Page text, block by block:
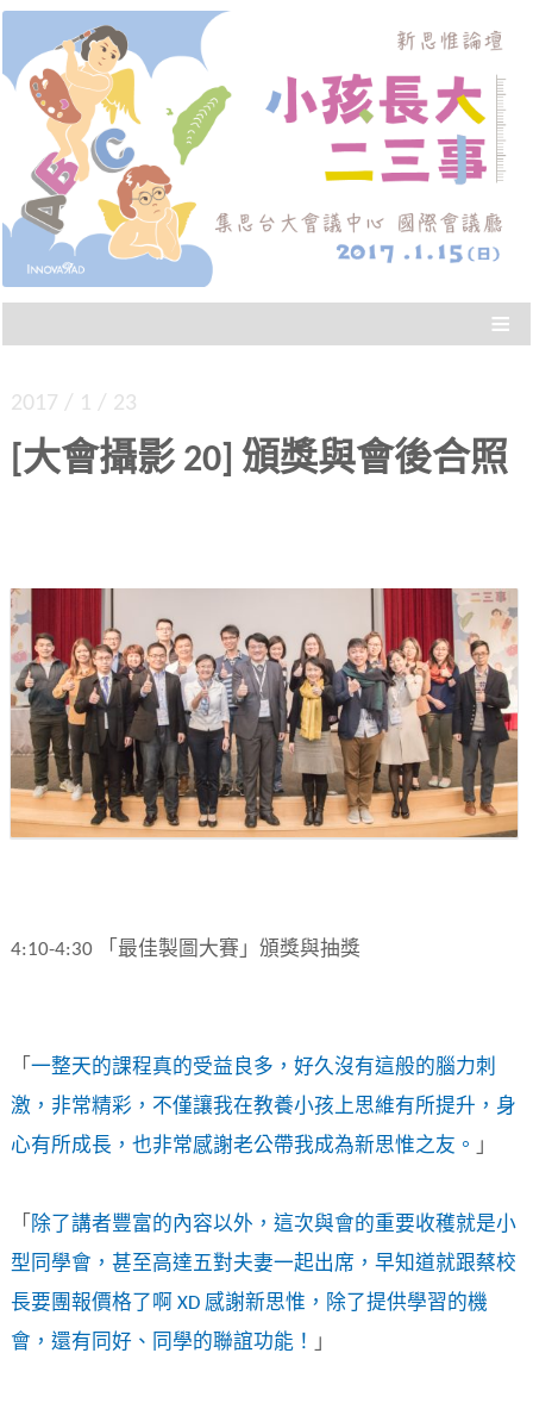
新思惟論壇：小孩長大二
三事
從實際的教養經驗出發，做最符合當代父母需求
的規劃，聽到別人「高品質的決策」，協助我們
面對人生的重大議題。
≡
2017 / 1 / 23
[大會攝影 20] 頒獎與會後合照
4:10-4:30 「最佳製圖大賽」頒獎與抽獎
「 一整天的課程真的受益良多，好久沒有這般的腦力刺
激，非常精彩，不僅讓我在教養小孩上思維有所提升，身
心有所成長，也非常感謝老公帶我成為新思惟之友。 」
「 除了講者豐富的內容以外，這次與會的重要收穫就是小
型同學會，甚至高達五對夫妻一起出席，早知道就跟蔡校
長要團報價格了啊 XD 感謝新思惟，除了提供學習的機
會，還有同好、同學的聯誼功能！
」